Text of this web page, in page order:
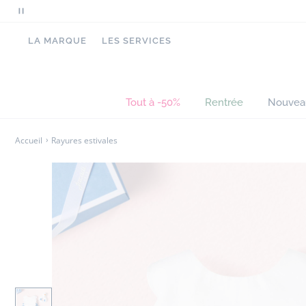
Mettre
pause
LA MARQUE LES SERVICES
Tout à -50% Rentrée
Accueil Rayures estivales